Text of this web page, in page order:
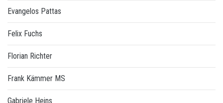
Evangelos Pattas
Felix Fuchs
Florian Richter
Frank Kämmer MS
Gabriele Heins